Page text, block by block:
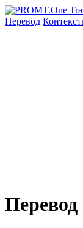
Перевод
Перевод